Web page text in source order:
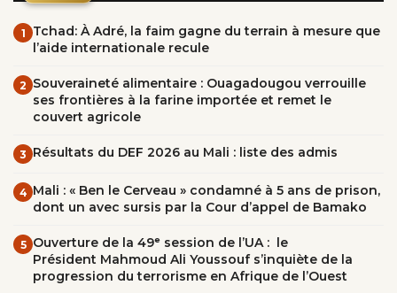
1
Tchad: À Adré, la faim gagne du terrain à mesure que
l’aide internationale recule
2 Souveraineté alimentaire : Ouagadougou verrouille
ses frontières à la farine importée et remet le
couvert agricole
3 Résultats du DEF 2026 au Mali : liste des admis
4 Mali : « Ben le Cerveau » condamné à 5 ans de prison,
dont un avec sursis par la Cour d’appel de Bamako
5 Ouverture de la 49ᵉ session de l’UA : le
Président Mahmoud Ali Youssouf s’inquiète de la
progression du terrorisme en Afrique de l’Ouest